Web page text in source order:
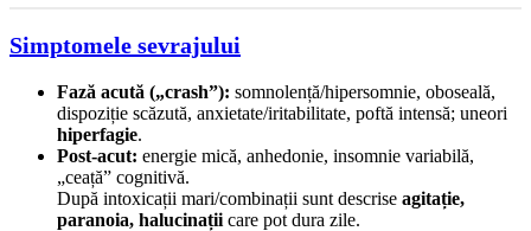
Simptomele sevrajului
Fază acută („crash”): somnolență/hipersomnie, oboseală,
dispoziție scăzută, anxietate/iritabilitate, poftă intensă; uneori
hiperfagie.
Post-acut: energie mică, anhedonie, insomnie variabilă,
„ceață” cognitivă.
După intoxicații mari/combinații sunt descrise agitație,
paranoia, halucinații care pot dura zile.